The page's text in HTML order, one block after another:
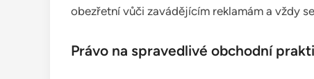
obezřetní vůči zavádějícím reklamám a vždy
Právo na spravedlivé obchodní